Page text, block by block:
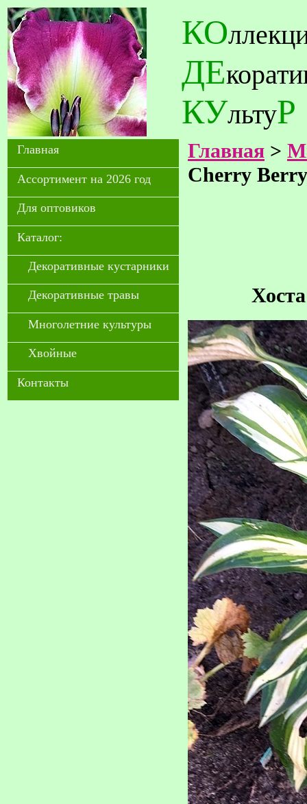
КО
ДЕ
КУльтуР
Главная
Ассортимент на 2026 год
Для оптовиков
Каталог:
Декоративные кустарники
Декоративные травы
Многолетние культуры
Хвойные
Контакты
Главная >
Cherry Berry